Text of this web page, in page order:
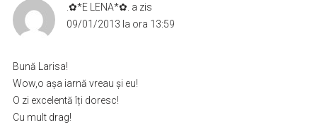
.✿*E LENA*✿. a zis
09/01/2013 la ora 13:59
Bună Larisa!
Wow,o așa iarnă vreau și eu!
O zi excelentă îți doresc!
Cu mult drag!